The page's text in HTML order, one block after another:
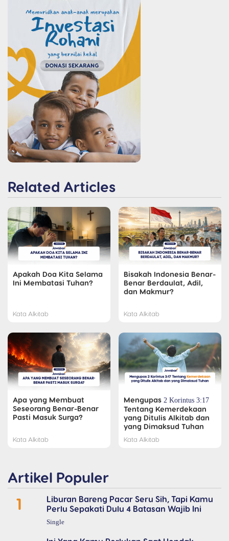
Related Articles
Apakah Doa Kita Selama
Ini Membatasi Tuhan?
Kata Alkitab
Bisakah Indonesia Benar-
Benar Berdaulat, Adil,
dan Makmur?
Kata Alkitab
Apa yang Membuat
Seseorang Benar-Benar
Pasti Masuk Surga?
Kata Alkitab
Mengupas 2 Korintus 3:17
Tentang Kemerdekaan
yang Ditulis Alkitab dan
yang Dimaksud Tuhan
Kata Alkitab
Artikel Populer
1
Liburan Bareng Pacar Seru Sih, Tapi Kamu
Perlu Sepakati Dulu 4 Batasan Wajib Ini
Single